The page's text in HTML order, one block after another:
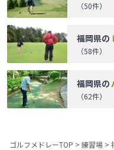
（50件）
福岡県の
（58件）
福岡県の
（62件）
ゴルフメドレーTOP > 練習場 >